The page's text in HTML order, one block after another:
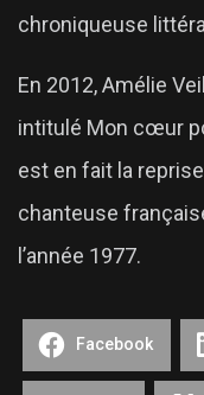
chroniqueuse
En 2012, Amélie
intitulé Mon cœur
est en fait la
chanteuse
l’année 1977.
Facebook